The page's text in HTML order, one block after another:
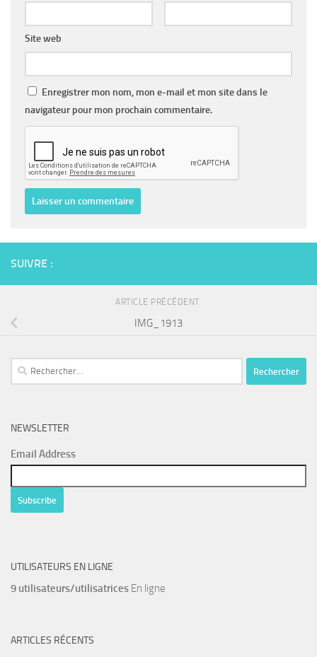
Site web
Enregistrer mon nom, mon e-mail et mon site dans le
navigateur pour mon prochain commentaire.
SUIVRE :
ARTICLE PRÉCÉDENT
IMG_1913
Rechercher :
NEWSLETTER
Email Address
UTILISATEURS EN LIGNE
9 utilisateurs/utilisatrices En ligne
ARTICLES RÉCENTS